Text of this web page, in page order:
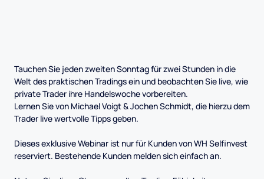
Tauchen Sie jeden zweiten Sonntag für zwei Stunden in die
Welt des praktischen Tradings ein und beobachten Sie live, wie
private Trader ihre Handelswoche vorbereiten.
Lernen Sie von Michael Voigt & Jochen Schmidt, die hierzu dem
Trader live wertvolle Tipps geben.
Dieses exklusive Webinar ist nur für Kunden von WH Selfinvest
reserviert. Bestehende Kunden melden sich einfach an.